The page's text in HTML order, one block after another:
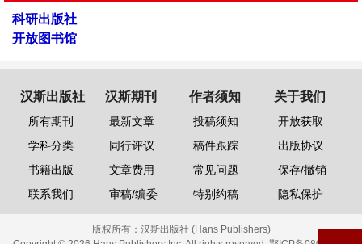
科研出版社
开放图书馆
汉斯出版社
所有期刊
学科分类
书籍出版
联系我们
汉斯期刊
最新文章
同行评议
文章费用
审稿/编委
作者须知
投稿须知
稿件跟踪
常见问题
特别约稿
关于我们
开放获取
出版协议
保存/撤销
隐私保护
版权所有： 汉斯出版社 (Hans Publishers)